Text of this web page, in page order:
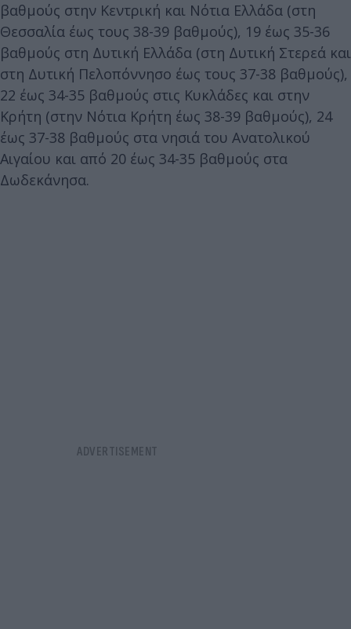
βαθμούς στην Κεντρική και Νότια Ελλάδα (στη
Θεσσαλία έως τους 38-39 βαθμούς), 19 έως 35-36
βαθμούς στη Δυτική Ελλάδα (στη Δυτική Στερεά και
στη Δυτική Πελοπόννησο έως τους 37-38 βαθμούς),
22 έως 34-35 βαθμούς στις Κυκλάδες και στην
Κρήτη (στην Νότια Κρήτη έως 38-39 βαθμούς), 24
έως 37-38 βαθμούς στα νησιά του Ανατολικού
Αιγαίου και από 20 έως 34-35 βαθμούς στα
Δωδεκάνησα.